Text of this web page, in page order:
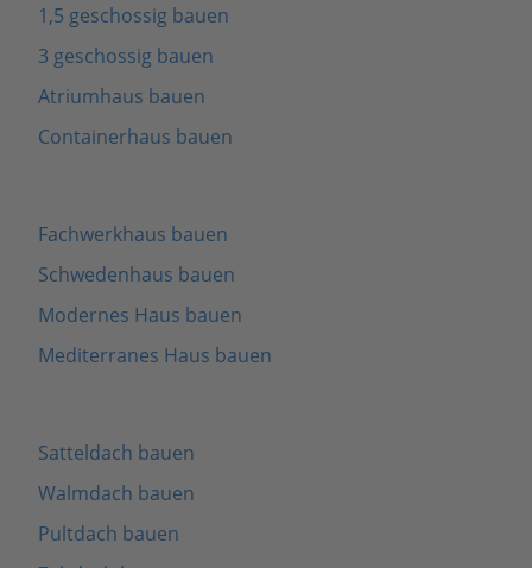
1,5 geschossig bauen
3 geschossig bauen
Atriumhaus bauen
Containerhaus bauen
Fachwerkhaus bauen
Schwedenhaus bauen
Modernes Haus bauen
Mediterranes Haus bauen
Satteldach bauen
Walmdach bauen
Pultdach bauen